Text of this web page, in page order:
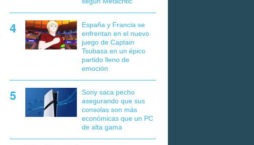
España y Francia se
enfrentan en el nuevo
juego de Captain
Tsubasa en un épico
partido lleno de
emoción
Sony saca pecho
asegurando que sus
consolas son más
económicas que un PC
de alta gama